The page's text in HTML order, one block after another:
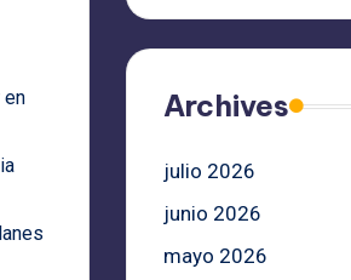
en
Archives
julio 2026
junio 2026
mayo 2026